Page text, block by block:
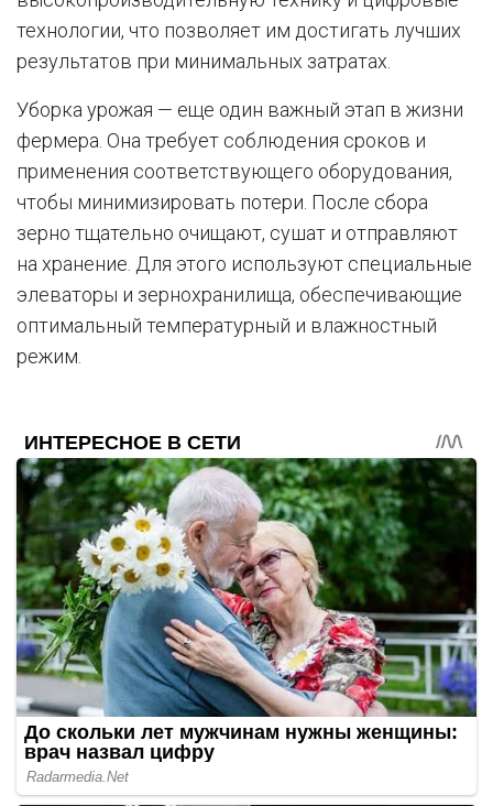
технологии, что позволяет им достигать лучших
результатов при минимальных затратах.
Уборка урожая — еще один важный этап в жизни
фермера. Она требует соблюдения сроков и
применения соответствующего оборудования,
чтобы минимизировать потери. После сбора
зерно тщательно очищают, сушат и отправляют
на хранение. Для этого используют специальные
элеваторы и зернохранилища, обеспечивающие
оптимальный температурный и влажностный
режим.